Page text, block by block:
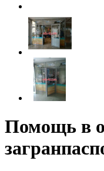
Помощь в